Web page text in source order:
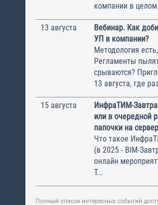
компании в
13 августа
Вебинар. Как
УП в компании?
Методология
Регламенты
срываются?
13 августа, где
15 августа
ИнфраТИМ-
или в очередной
папочки на
Что такое
(в 2025 - BIM-
онлайн
Т...
Полный список интересных событий